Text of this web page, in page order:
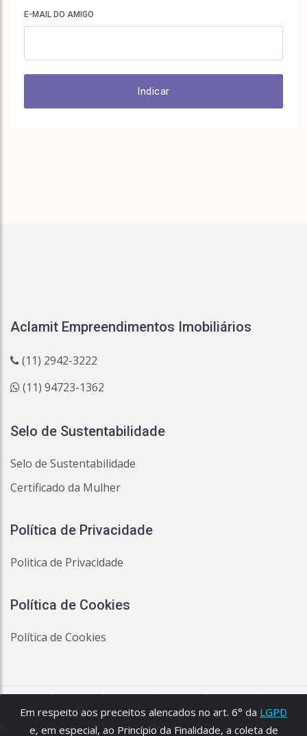
E-MAIL DO AMIGO
Indicar
Em respeito aos preceitos alencados no art. 6° da LGPD
e, em especial, ao Princípio da Finalidade, a coleta de
Aclamit Empreendimentos Imobiliários
(11) 2942-3222
(11) 94723-1362
Selo de Sustentabilidade
Selo de Sustentabilidade
Certificado da Mulher
Política de Privacidade
Politica de Privacidade
Política de Cookies
Política de Cookies
© 2026Aclamit Empreendimentos Imobiliários:: CRECI
033519-J Todos os direitos reservados.